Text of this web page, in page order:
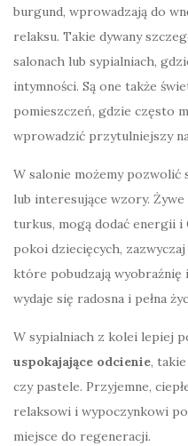
burgund, wprowadzają do
relaksu. Takie dywany
salonach lub sypialniach,
intymności. Są one także
pomieszczeń, gdzie często
wprowadzić przytulniejszy
W salonie możemy pozwolić
lub interesujące wzory.
turkus, mogą dodać energii
pokoi dziecięcych,
które pobudzają
wydaje się radosna i pełna
W sypialniach z kolei lepiej
uspokajające odcienie,
czy pastele. Przyjemne,
relaksowi i wypoczynkowi
miejsce do regeneracji.